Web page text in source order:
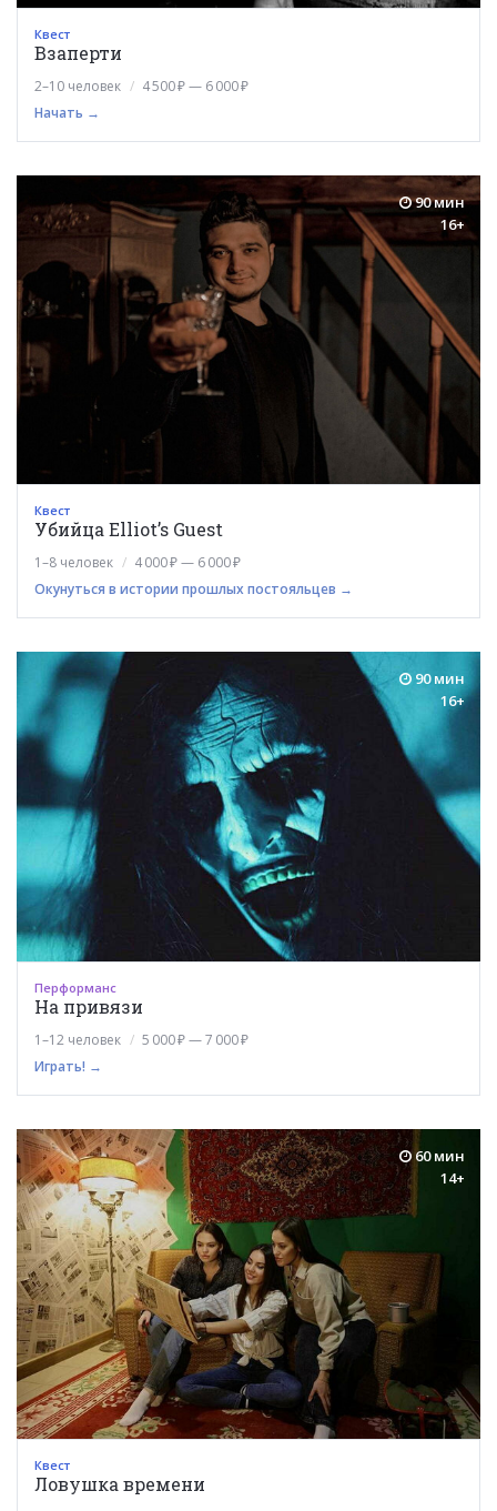
Квест
Взаперти
2–10 человек
4 500 ₽ — 6 000 ₽
Начать →
90 мин
16+
Квест
Убийца Elliot’s Guest
1–8 человек
4 000 ₽ — 6 000 ₽
Окунуться в истории прошлых постояльцев →
90 мин
16+
Перформанс
На привязи
1–12 человек
5 000 ₽ — 7 000 ₽
Играть! →
60 мин
14+
Квест
Ловушка времени